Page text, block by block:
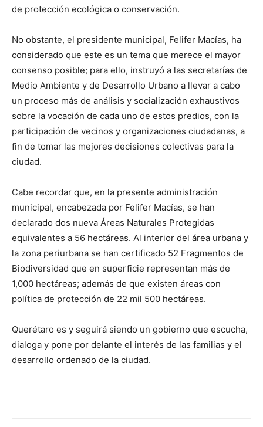
de protección ecológica o conservación.
No obstante, el presidente municipal, Felifer Macías, ha
considerado que este es un tema que merece el mayor
consenso posible; para ello, instruyó a las secretarías de
Medio Ambiente y de Desarrollo Urbano a llevar a cabo
un proceso más de análisis y socialización exhaustivos
sobre la vocación de cada uno de estos predios, con la
participación de vecinos y organizaciones ciudadanas, a
fin de tomar las mejores decisiones colectivas para la
ciudad.
Cabe recordar que, en la presente administración
municipal, encabezada por Felifer Macías, se han
declarado dos nueva Áreas Naturales Protegidas
equivalentes a 56 hectáreas. Al interior del área urbana y
la zona periurbana se han certificado 52 Fragmentos de
Biodiversidad que en superficie representan más de
1,000 hectáreas; además de que existen áreas con
política de protección de 22 mil 500 hectáreas.
Querétaro es y seguirá siendo un gobierno que escucha,
dialoga y pone por delante el interés de las familias y el
desarrollo ordenado de la ciudad.